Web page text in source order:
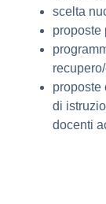
scelta
proposte
proposte
di
docenti